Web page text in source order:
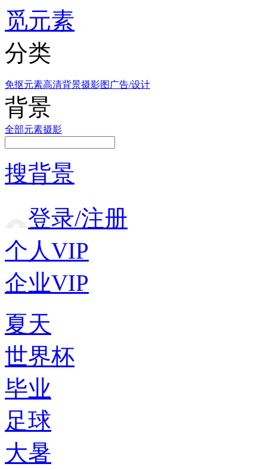
觅元素
分类
免抠元素高清背景摄影图 广告/设计
背景
全部元素摄影
搜背景
登录/注册
个人VIP
企业VIP
夏天
世界杯
毕业
足球
大暑